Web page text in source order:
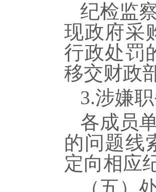
纪检监
现政府采
行政处罚
移交财政
3.涉嫌
各成员
的问题线
定向相应